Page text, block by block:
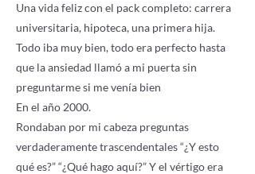
Una vida feliz con el pack completo: carrera
universitaria, hipoteca, una primera hija.
Todo iba muy bien, todo era perfecto hasta
que la ansiedad llamó a mi puerta sin
preguntarme si me venía bien
En el año 2000.
Rondaban por mi cabeza preguntas
verdaderamente trascendentales “¿Y esto
qué es?” “¿Qué hago aquí?” Y el vértigo era